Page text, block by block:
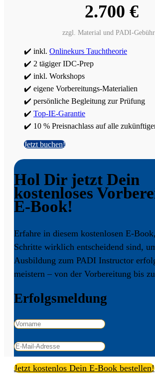
2.700 €
zzgl. Material und PADI-
✔️ inkl. Onlinekurs Tauchtheorie
✔️ 2 tägiger IDC-Prep
✔️ inkl. Workshops
✔️ eigene Vorbereitungs-Materialien
✔️ persönliche Begleitung zur Prüfung
✔️ Top-IE-Garantie
✔️ 10 % Preisnachlass auf alle
Jetzt buchen!
Hol Dir jetzt Dein
kostenloses
E-Book!
Erfahre in diesem kostenlosen E-
Schritte wirklich entscheidend sind,
Ausbildung zum PADI Instructor
meistern – von der Vorbereitung bis
Erfolgsmeldung
Jetzt kostenlos Dein E-Book bestellen!